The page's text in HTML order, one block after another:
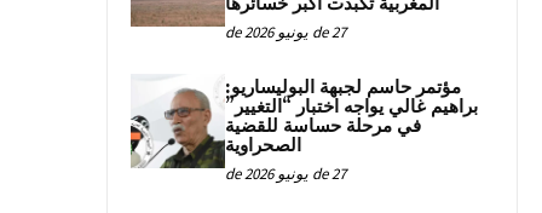
المغربية تكبدت أكبر خسائرها
27 de يونيو de 2026
مؤتمر حاسم لجبهة البوليساريو:
براهيم غالي يواجه اختبار “التغيير”
في مرحلة حساسة للقضية
الصحراوية
27 de يونيو de 2026